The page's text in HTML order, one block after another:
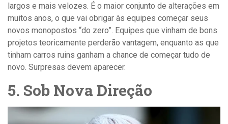
largos e mais velozes. É o maior conjunto de alterações em
muitos anos, o que vai obrigar às equipes começar seus
novos monopostos “do zero”. Equipes que vinham de bons
projetos teoricamente perderão vantagem, enquanto as que
tinham carros ruins ganham a chance de começar tudo de
novo. Surpresas devem aparecer.
5. Sob Nova Direção